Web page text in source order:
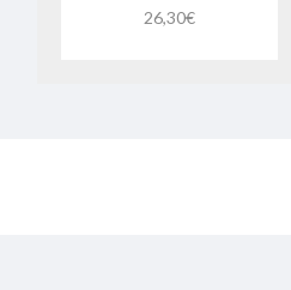
26,30€